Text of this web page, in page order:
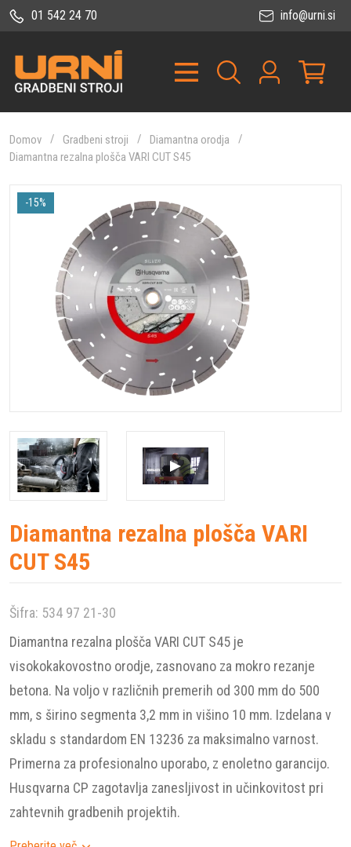
01 542 24 70 info@urni.si
Domov Gradbeni stroji
Diamantna orodja
Diamantna rezalna plošča VARI CUT S45
Diamantna rezalna plošča VARI
CUT S45
Šifra: 534 97 21-30
Diamantna rezalna plošča VARI CUT S45 je
visokokakovostno orodje, zasnovano za mokro rezanje
betona. Na voljo v različnih premerih od 300 mm do 500
mm, s širino segmenta 3,2 mm in višino 10 mm. Izdelana v
skladu s standardom EN 13236 za maksimalno varnost.
Primerna za profesionalno uporabo, z enoletno garancijo.
Husqvarna CP zagotavlja zanesljivost in učinkovitost pri
zahtevnih gradbenih projektih.
-15%